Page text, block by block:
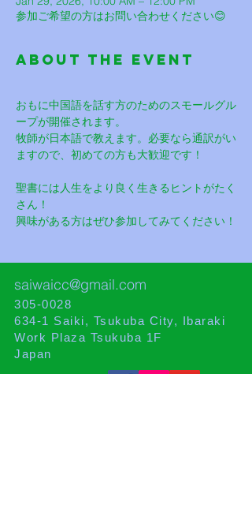
参加ご希望の方はお問い合わせください😊
About The Event
おもに中国語を話す方のためのスモールグル
ープが開催されます。
牧師が日本語で教えます。必要なら通訳がい
ますので、初めての方も大歓迎です！
聖書には人生をより良く生きるヒントがたく
さん！
興味がある方はぜひ参加してみてください！
saiwaicc@gmail.com
305-0028
634-1 Saiki, Tsukuba City, Ibaraki
Work Plaza Tsukuba 1F
Japan